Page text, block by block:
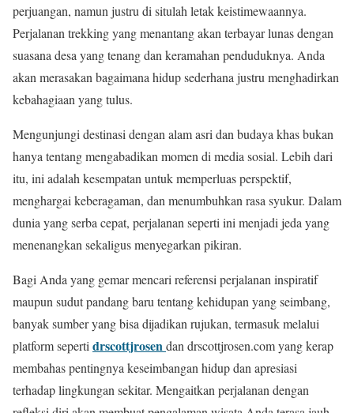
perjuangan, namun justru di situlah letak keistimewaannya.
Perjalanan trekking yang menantang akan terbayar lunas dengan
suasana desa yang tenang dan keramahan penduduknya. Anda
akan merasakan bagaimana hidup sederhana justru menghadirkan
kebahagiaan yang tulus.
Mengunjungi destinasi dengan alam asri dan budaya khas bukan
hanya tentang mengabadikan momen di media sosial. Lebih dari
itu, ini adalah kesempatan untuk memperluas perspektif,
menghargai keberagaman, dan menumbuhkan rasa syukur. Dalam
dunia yang serba cepat, perjalanan seperti ini menjadi jeda yang
menenangkan sekaligus menyegarkan pikiran.
Bagi Anda yang gemar mencari referensi perjalanan inspiratif
maupun sudut pandang baru tentang kehidupan yang seimbang,
banyak sumber yang bisa dijadikan rujukan, termasuk melalui
platform seperti drscottjrosendan drscottjrosen.com yang kerap
membahas pentingnya keseimbangan hidup dan apresiasi
terhadap lingkungan sekitar. Mengaitkan perjalanan dengan